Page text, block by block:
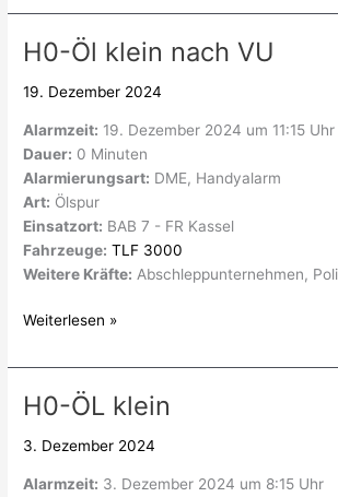
H0-Öl klein nach VU
19. Dezember 2024
Alarmzeit: 19. Dezember 2024 um 11:15 Uhr
Dauer: 0 Minuten
Alarmierungsart: DME, Handyalarm
Art: Ölspur
Einsatzort: BAB 7 - FR Kassel
Fahrzeuge: TLF 3000
Weitere Kräfte: Abschleppunternehmen,
H0-
klein
Weiterlesen »
H0-ÖL klein
3. Dezember 2024
Alarmzeit: 3. Dezember 2024 um 8:15 Uhr
H0-
klein